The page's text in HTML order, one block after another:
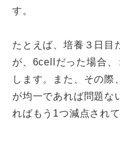
す。
たとえば、培養３日目
が、6cellだった場合、
します。また、その際
が均一であれば問題な
ればもう1つ減点され